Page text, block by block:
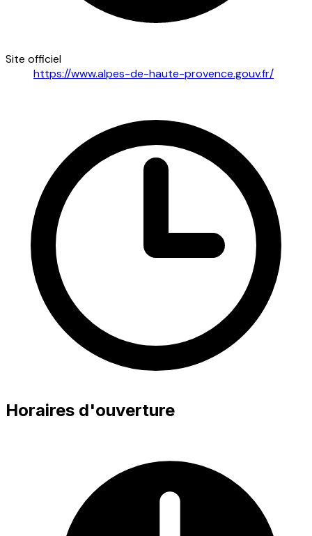
Site officiel
https://www.alpes-de-haute-provence.gouv.fr/
Horaires d'ouverture